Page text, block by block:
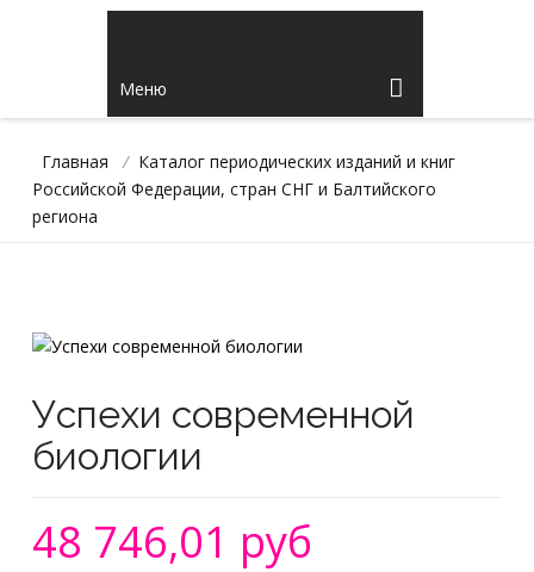
Меню
Главная / Каталог периодических изданий и книг
Российской Федерации, стран СНГ и Балтийского
региона
Успехи современной
биологии
48 746,01 руб